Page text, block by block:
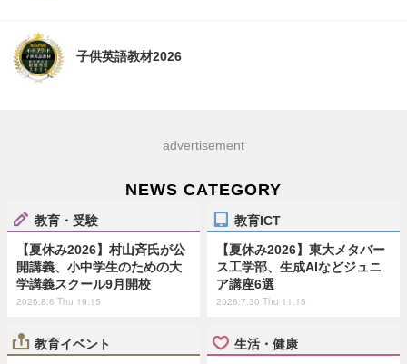
子供英語教材2026
advertisement
NEWS CATEGORY
教育・受験
【夏休み2026】村山斉氏が公
開講義、小中学生のための大
学講義スクール9月開校
2026.8.6 Thu 19:15
教育ICT
【夏休み2026】東大メタバー
ス工学部、生成AIなどジュニ
ア講座6選
2026.7.30 Thu 11:15
教育イベント 生活・健康